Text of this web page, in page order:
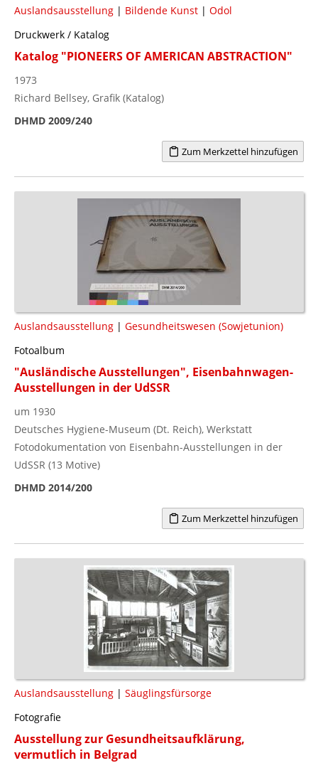
Auslandsausstellung | Bildende Kunst | Odol
Druckwerk / Katalog
Katalog "PIONEERS OF AMERICAN ABSTRACTION"
1973
Richard Bellsey, Grafik (Katalog)
DHMD 2009/240
Zum Merkzettel hinzufügen
Auslandsausstellung | Gesundheitswesen (Sowjetunion)
Fotoalbum
"Ausländische Ausstellungen", Eisenbahnwagen-
Ausstellungen in der UdSSR
um 1930
Deutsches Hygiene-Museum (Dt. Reich), Werkstatt
Fotodokumentation von Eisenbahn-Ausstellungen in der
UdSSR (13 Motive)
DHMD 2014/200
Zum Merkzettel hinzufügen
Auslandsausstellung | Säuglingsfürsorge
Fotografie
Ausstellung zur Gesundheitsaufklärung,
vermutlich in Belgrad